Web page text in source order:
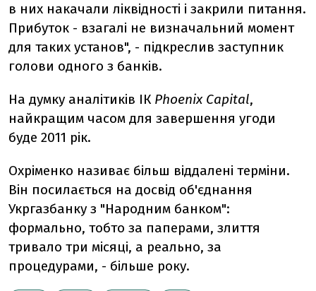
в них накачали ліквідності і закрили питання.
Прибуток - взагалі не визначальний момент
для таких установ", - підкреслив заступник
голови одного з банків.
На думку аналітиків ІК Phoenix Capital,
найкращим часом для завершення угоди
буде 2011 рік.
Охріменко називає більш віддалені терміни.
Він посилається на досвід об'єднання
Укргазбанку з "Народним банком":
формально, тобто за паперами, злиття
тривало три місяці, а реально, за
процедурами, - більше року.